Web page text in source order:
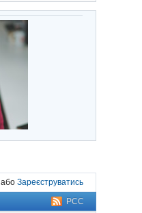
або Зареєструватись
РСС